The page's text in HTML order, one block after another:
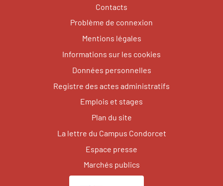
Contacts
Problème de connexion
Mentions légales
Informations sur les cookies
Données personnelles
Registre des actes administratifs
Emplois et stages
Plan du site
La lettre du Campus Condorcet
Espace presse
Marchés publics